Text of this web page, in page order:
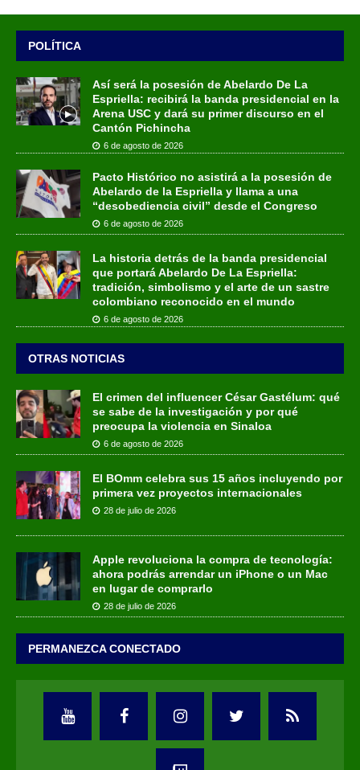
POLÍTICA
Así será la posesión de Abelardo De La
Espriella: recibirá la banda presidencial en la
Arena USC y dará su primer discurso en el
Cantón Pichincha
6 de agosto de 2026
Pacto Histórico no asistirá a la posesión de
Abelardo de la Espriella y llama a una
“desobediencia civil” desde el Congreso
6 de agosto de 2026
La historia detrás de la banda presidencial
que portará Abelardo De La Espriella:
tradición, simbolismo y el arte de un sastre
colombiano reconocido en el mundo
6 de agosto de 2026
OTRAS NOTICIAS
El crimen del influencer César Gastélum: qué
se sabe de la investigación y por qué
preocupa la violencia en Sinaloa
6 de agosto de 2026
El BOmm celebra sus 15 años incluyendo por
primera vez proyectos internacionales
28 de julio de 2026
Apple revoluciona la compra de tecnología:
ahora podrás arrendar un iPhone o un Mac
en lugar de comprarlo
28 de julio de 2026
PERMANEZCA CONECTADO